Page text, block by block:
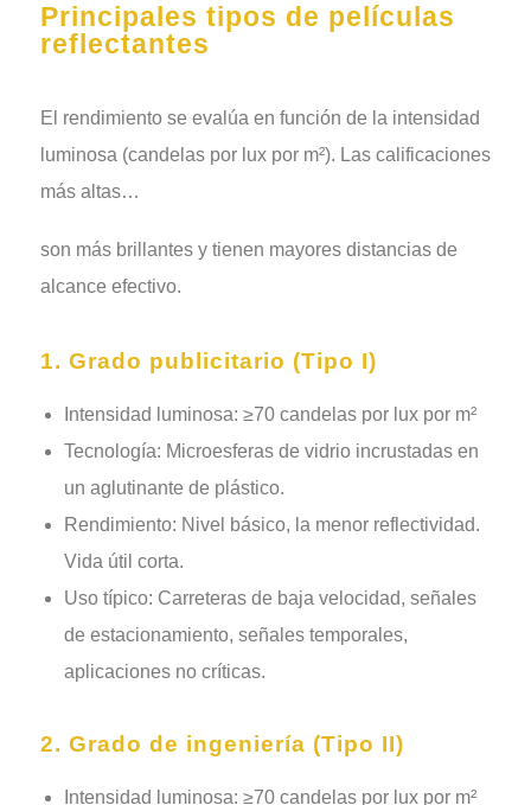
Principales tipos de películas
reflectantes
El rendimiento se evalúa en función de la intensidad
luminosa (candelas por lux por m²). Las calificaciones
más altas…
son más brillantes y tienen mayores distancias de
alcance efectivo.
1. Grado publicitario (Tipo I)
Intensidad luminosa: ≥70 candelas por lux por m²
Tecnología: Microesferas de vidrio incrustadas en
un aglutinante de plástico.
Rendimiento: Nivel básico, la menor reflectividad.
Vida útil corta.
Uso típico: Carreteras de baja velocidad, señales
de estacionamiento, señales temporales,
aplicaciones no críticas.
2. Grado de ingeniería (Tipo II)
Intensidad luminosa: ≥70 candelas por lux por m²